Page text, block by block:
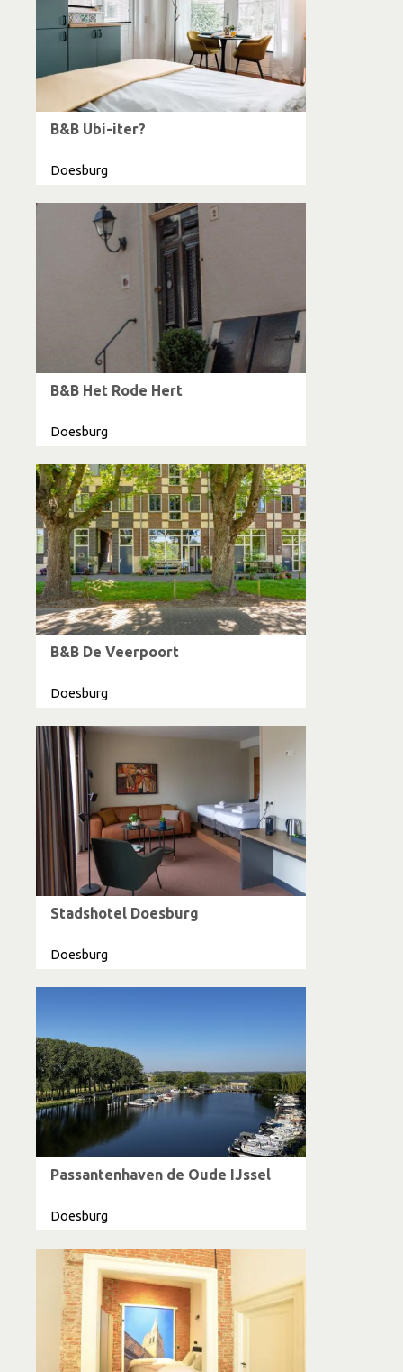
B&B Ubi-iter?
Doesburg
B&B Het Rode Hert
Doesburg
B&B De Veerpoort
Doesburg
Stadshotel Doesburg
Doesburg
Passantenhaven de Oude IJssel
Doesburg